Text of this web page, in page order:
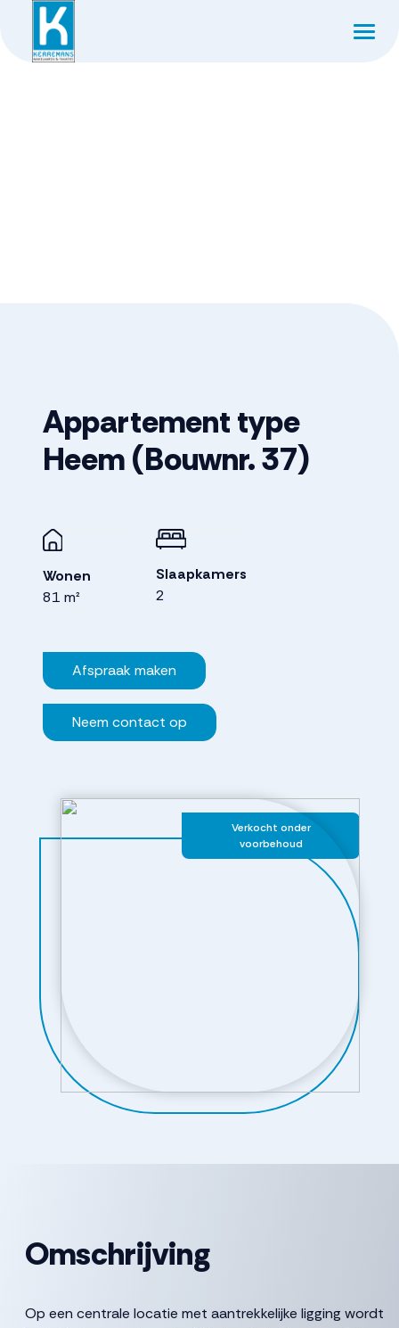
Verkocht onder
voorbehoud
Appartement type
Heem(Bouwnr. 37)
Wonen
81 m²
Slaapkamers
2
Afspraak maken
Neem contact op
Omschrijving
Op een centrale locatie met aantrekkelijke ligging wordt